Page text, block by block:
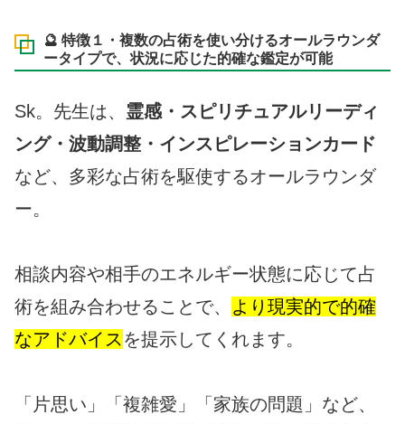
🔮 特徴１・複数の占術を使い分けるオールラウンダ
ータイプで、状況に応じた的確な鑑定が可能
Sk。先生は、 霊感・スピリチュアルリーディ
ング・波動調整・インスピレーションカード
など、多彩な占術を駆使するオールラウンダ
ー。
相談内容や相手のエネルギー状態に応じて占
術を組み合わせることで、 より現実的で的確
なアドバイス を提示してくれます。
「片思い」「複雑愛」「家族の問題」など、